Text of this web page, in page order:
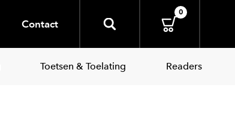
Contact
0
Toetsen & Toelating Readers